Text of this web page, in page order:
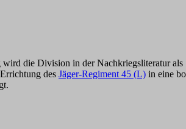
wird die Division in der Nachkriegsliteratur als
des Jäger-Regiment 45 (L) in eine